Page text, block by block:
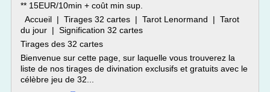
** 15EUR/10min + coût min sup.
Accueil | Tirages 32 cartes | Tarot Lenormand | Tarot
du jour | Signification 32 cartes
Tirages des 32 cartes
Bienvenue sur cette page, sur laquelle vous trouverez la
liste de nos tirages de divination exclusifs et gratuits avec le
célèbre jeu de 32...